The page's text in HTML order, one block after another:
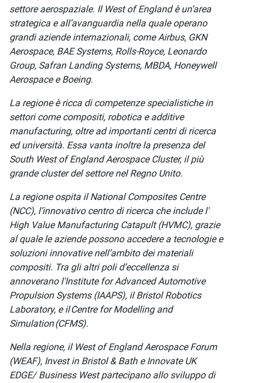
settore aerospaziale. Il West of England è un’area
strategica e all’avanguardia nella quale operano
grandi aziende internazionali, come Airbus, GKN
Aerospace, BAE Systems, Rolls-Royce, Leonardo
Group, Safran Landing Systems, MBDA, Honeywell
Aerospace e Boeing.
La regione è ricca di competenze specialistiche in
settori come compositi, robotica e additive
manufacturing, oltre ad importanti centri di ricerca
ed università. Essa vanta inoltre la presenza del
South West of England Aerospace Cluster, il più
grande cluster del settore nel Regno Unito.
La regione ospita il National Composites Centre
(NCC), l’innovativo centro di ricerca che include l'
High Value Manufacturing Catapult (HVMC), grazie
al quale le aziende possono accedere a tecnologie e
soluzioni innovative nell’ambito dei materiali
compositi. Tra gli altri poli d’eccellenza si
annoverano l'Institute for Advanced Automotive
Propulsion Systems (IAAPS), il Bristol Robotics
Laboratory, e il Centre for Modelling and
Simulation (CFMS).
Nella regione, il West of England Aerospace Forum
(WEAF), Invest in Bristol & Bath e Innovate UK
EDGE/ Business West partecipano allo sviluppo di